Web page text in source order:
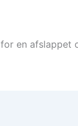
en afslappet